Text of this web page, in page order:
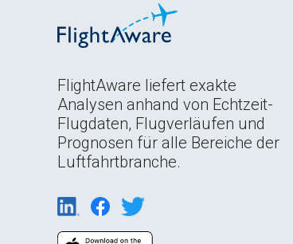
FlightAware liefert exakte
Analysen anhand von Echtzeit-
Flugdaten, Flugverläufen und
Prognosen für alle Bereiche der
Luftfahrtbranche.